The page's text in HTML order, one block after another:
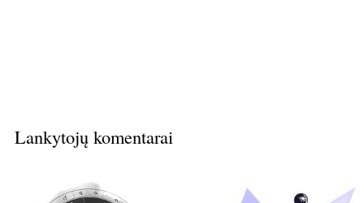
Lankytojų komentarai